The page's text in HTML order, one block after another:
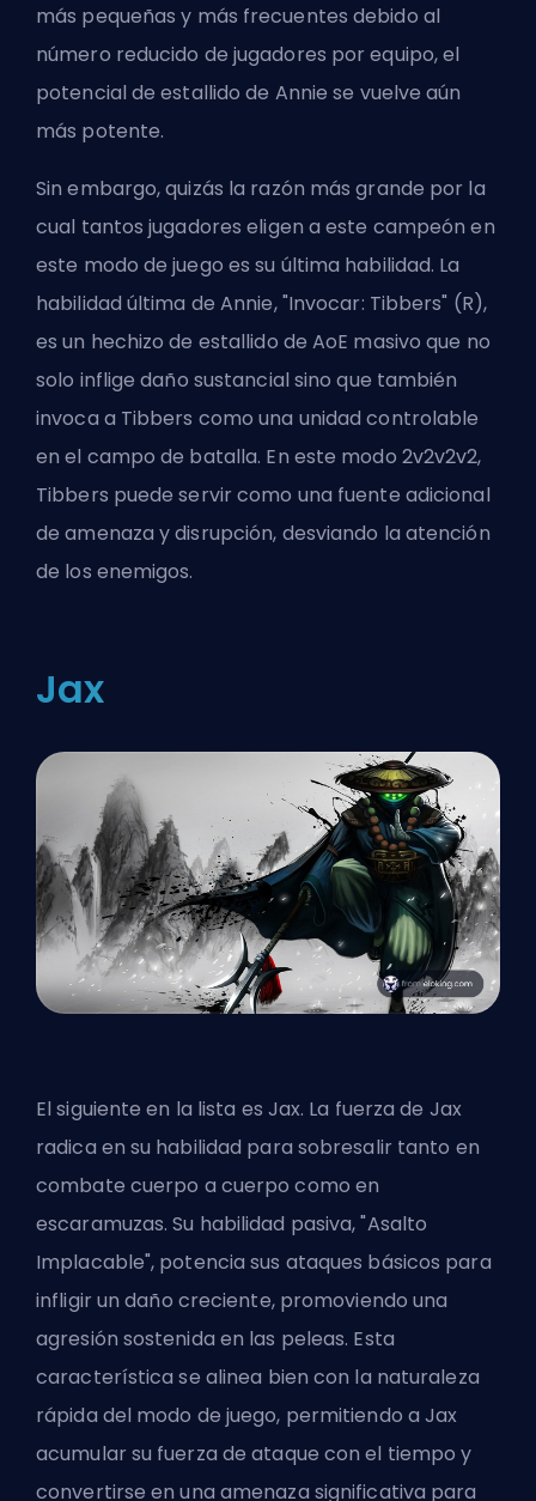
más pequeñas y más frecuentes debido al
número reducido de jugadores por equipo, el
potencial de estallido de Annie se vuelve aún
más potente.
Sin embargo, quizás la razón más grande por la
cual tantos jugadores eligen a este campeón en
este modo de juego es su última habilidad. La
habilidad última de Annie, "Invocar: Tibbers" (R),
es un hechizo de estallido de AoE masivo que no
solo inflige daño sustancial sino que también
invoca a Tibbers como una unidad controlable
en el campo de batalla. En este modo 2v2v2v2,
Tibbers puede servir como una fuente adicional
de amenaza y disrupción, desviando la atención
de los enemigos.
Jax
El siguiente en la lista es Jax. La fuerza de Jax
radica en su habilidad para sobresalir tanto en
combate cuerpo a cuerpo como en
escaramuzas. Su habilidad pasiva, "Asalto
Implacable", potencia sus ataques básicos para
infligir un daño creciente, promoviendo una
agresión sostenida en las peleas. Esta
característica se alinea bien con la naturaleza
rápida del modo de juego, permitiendo a Jax
acumular su fuerza de ataque con el tiempo y
convertirse en una amenaza significativa para